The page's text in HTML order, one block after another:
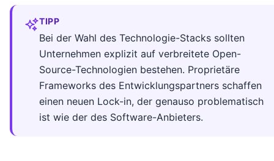
TIPP
Bei der Wahl des Technologie-Stacks sollten
Unternehmen explizit auf verbreitete Open-
Source-Technologien bestehen. Proprietäre
Frameworks des Entwicklungspartners schaffen
einen neuen Lock-in, der genauso problematisch
ist wie der des Software-Anbieters.